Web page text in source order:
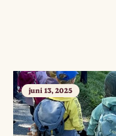
juni 13, 2025